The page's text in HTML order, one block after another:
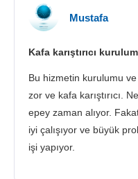
Mustafa
Kafa karıştırıcı kurulum
Bu hizmetin kurulumu ve
zor ve kafa karıştırıcı.
epey zaman alıyor.
iyi çalışıyor ve büyük
işi yapıyor.